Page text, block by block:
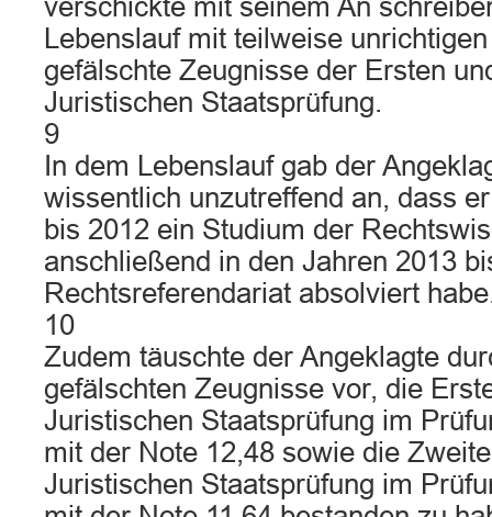
verschickte mit seinem An
Lebenslauf mit teilweise
gefälschte Zeugnisse der Ersten
Juristischen Staatsprüfung.
9
In dem Lebenslauf gab der
wissentlich unzutreffend an, dass
bis 2012 ein Studium der
anschließend in den Jahren 2013
Rechtsreferendariat absolviert
10
Zudem täuschte der Angeklagte
gefälschten Zeugnisse vor, die
Juristischen Staatsprüfung im
mit der Note 12,48 sowie die
Juristischen Staatsprüfung im